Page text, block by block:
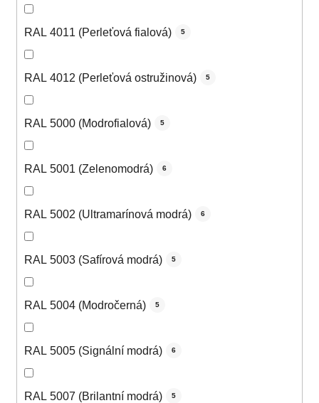
RAL 4011 (Perleťová fialová) 5
RAL 4012 (Perleťová ostružinová) 5
RAL 5000 (Modrofialová) 5
RAL 5001 (Zelenomodrá) 6
RAL 5002 (Ultramarínová modrá) 6
RAL 5003 (Safírová modrá) 5
RAL 5004 (Modročerná) 5
RAL 5005 (Signální modrá) 6
RAL 5007 (Brilantní modrá) 5